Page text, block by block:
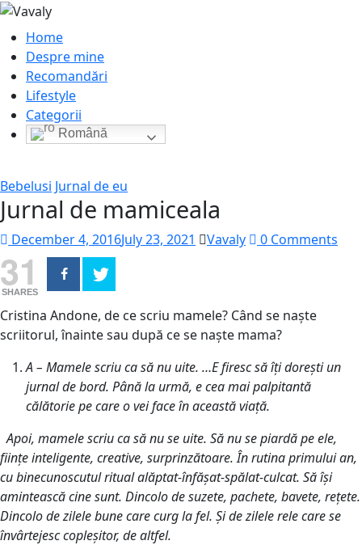
Home
Despre mine
Recomandări
Lifestyle
Categorii
Română
Bebelusi Jurnal de eu
Jurnal de mamiceala
December 4, 2016July 23, 2021 Vavaly 0 Comments
31
SHARES
Cristina Andone, de ce scriu mamele? Când se naște
scriitorul, înainte sau după ce se naște mama?
A – Mamele scriu ca să nu uite. …E firesc să îți dorești un
jurnal de bord. Până la urmă, e cea mai palpitantă
călătorie pe care o vei face în această viață.
Apoi, mamele scriu ca să nu se uite. Să nu se piardă pe ele,
ființe inteligente, creative, surprinzătoare. În rutina primului an,
cu binecunoscutul ritual alăptat-înfășat-spălat-culcat. Să își
amintească cine sunt. Dincolo de suzete, pachete, bavete, rețete.
Dincolo de zilele bune care curg la fel. Și de zilele rele care se
învârtejesc copleșitor, de altfel.